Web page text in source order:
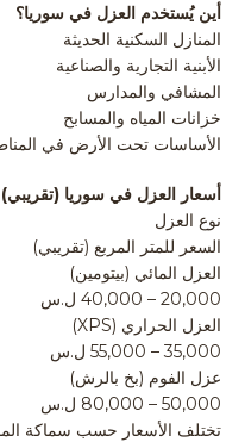
أين يُستخدم العزل في سوريا؟
المنازل السكنية الحديثة
الأبنية التجارية والصناعية
المشافي والمدارس
خزانات المياه والمسابح
الأساسات تحت الأرض في
أسعار العزل في سوريا (تقريبي)
نوع العزل
السعر للمتر المربع (تقريبي)
العزل المائي (بيتومين)
20,000 – 40,000 ل.س
العزل الحراري (XPS)
35,000 – 55,000 ل.س
عزل الفوم (بخ بالرش)
50,000 – 80,000 ل.س
تختلف الأسعار حسب سماكة